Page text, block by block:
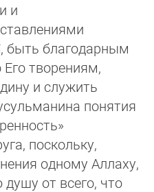
и
, быть благодарным
творениям,
и служить
понятия
поскольку,
одному Аллаху,
от всего, что